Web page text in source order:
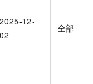
2025-12-
02
全部